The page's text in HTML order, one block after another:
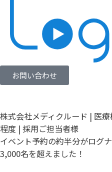
お問い合わせ
株式会社メディクルード | 医
程度 | 採用ご担当者様
イベント予約の約半分がログ
3,000名を超えました！